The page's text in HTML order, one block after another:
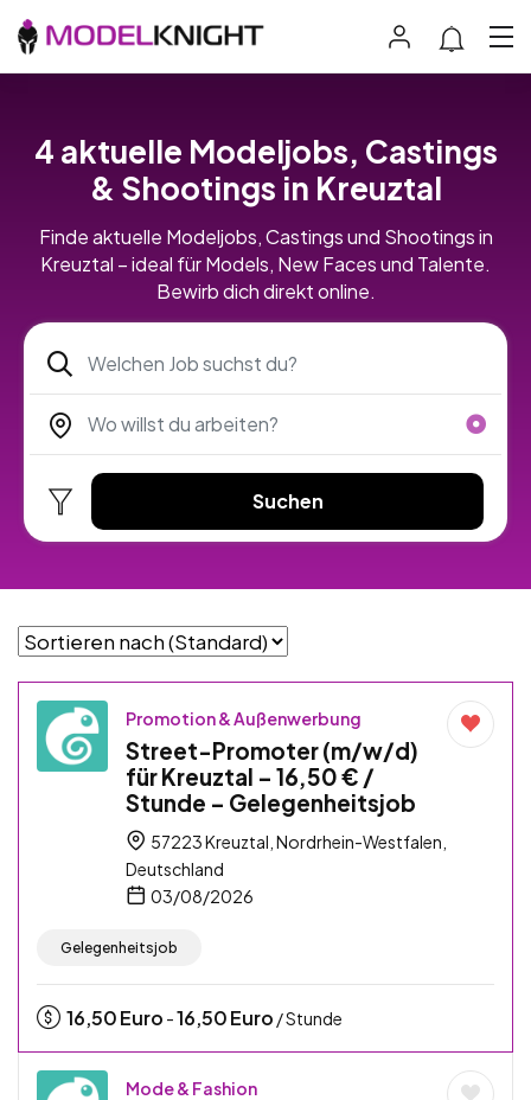
4 aktuelle Modeljobs, Castings
& Shootings in Kreuztal
Finde aktuelle Modeljobs, Castings und Shootings in
Kreuztal – ideal für Models, New Faces und Talente.
Bewirb dich direkt online.
Suchen
Promotion & Außenwerbung
Street-Promoter (m/w/d)
für Kreuztal – 16,50 € /
Stunde – Gelegenheitsjob
57223 Kreuztal, Nordrhein-Westfalen,
Deutschland
03/08/2026
Gelegenheitsjob
16,50Euro -16,50Euro / Stunde
Mode & Fashion